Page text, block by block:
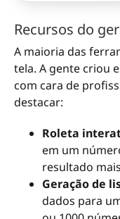
Recursos do
A maioria das
tela. A gente criou
com cara de
destacar:
Roleta
em um
resultado
Geração de
dados para